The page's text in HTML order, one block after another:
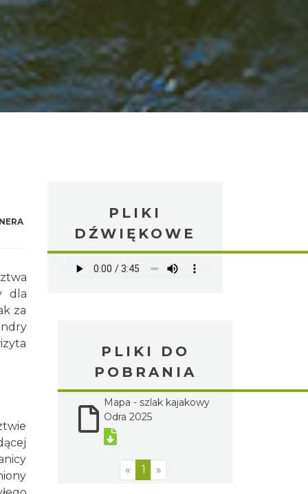
dla
za
PLIKI
DŹWIĘKOWE
PLIKI DO
POBRANIA
Mapa - szlak kajakowy
Odra 2025
« 1 »